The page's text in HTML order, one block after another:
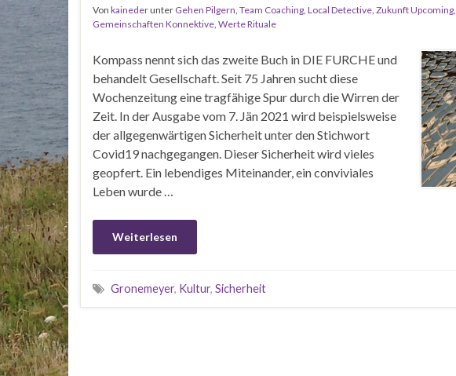
Von kainederunter Gehen Pilgern, Team Coaching, Local Detective, Zukunft Upcoming,
Gemeinschaften Konnektive, Werte Rituale
Kompass nennt sich das zweite Buch in DIE FURCHE und
behandelt Gesellschaft. Seit 75 Jahren sucht diese
Wochenzeitung eine tragfähige Spur durch die Wirren der
Zeit. In der Ausgabe vom 7. Jän 2021 wird beispielsweise
der allgegenwärtigen Sicherheit unter den Stichwort
Covid19 nachgegangen. Dieser Sicherheit wird vieles
geopfert. Ein lebendiges Miteinander, ein conviviales
Leben wurde …
Weiterlesen
Gronemeyer, Kultur, Sicherheit